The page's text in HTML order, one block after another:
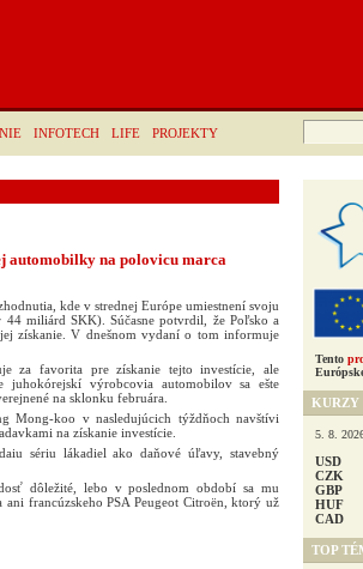
INFOTECH LIFE PROJEKTY
Hľadať:
automobilky na polovicu marca
kde v strednej Európe umiestnení svoju
miliárd SKK). Súčasne potvrdil, že Poľsko a
získanie. V dnešnom vydaní o tom informuje
za favorita pre získanie tejto investície, ale
juhokórejskí výrobcovia automobilov sa ešte
na sklonku februára.
Mong-koo v nasledujúcich týždňoch navštívi
na získanie investície.
sériu lákadiel ako daňové úľavy, stavebný
dôležité, lebo v poslednom období sa mu
francúzskeho PSA Peugeot Citroën, ktorý už
Tento
KURZY
5. 8.
USD
CZK
GBP
HUF
CAD
TOP